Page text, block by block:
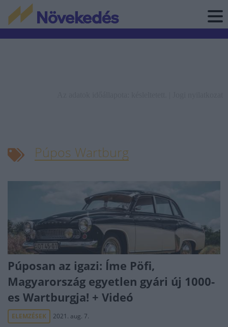
Púpos Wartburg
Púposan az igazi: Íme Pöfi,
Magyarország egyetlen gyári új 1000-
es Wartburgja! + Videó
ELEMZÉSEK 2021. aug. 7.